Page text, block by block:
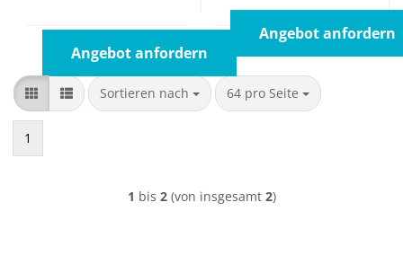
Angebot anfordern
Angebot anfordern
Sortieren nach
Sortieren nach 64 pro Seite
pro Seite
1
1 bis 2(von insgesamt 2)